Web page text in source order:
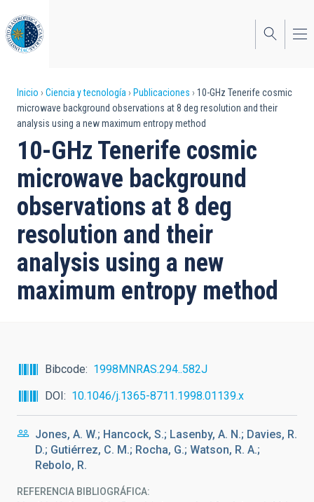
al
contenido
principal
Sobrescribir
enlaces
de
ayuda
a
la
navegación
Inicio Ciencia y tecnología Publicaciones
10-GHz Tenerife cosmic
microwave background observations at 8 deg resolution and their
analysis using a new maximum entropy method
10-GHz Tenerife cosmic
microwave background
observations at 8 deg
resolution and their
analysis using a new
maximum entropy method
Bibcode
1998MNRAS.294..582J
DOI
10.1046/j.1365-8711.1998.01139.x
Jones, A. W.; Hancock, S.; Lasenby, A. N.; Davies, R.
D.; Gutiérrez, C. M.; Rocha, G.; Watson, R. A.;
Rebolo, R.
REFERENCIA BIBLIOGRÁFICA